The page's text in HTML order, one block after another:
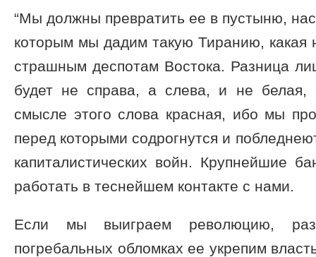
“Мы должны превратить ее в пустыню,
которым мы дадим такую Тиранию, какая
страшным деспотам Востока. Разница
будет не справа, а слева, и не белая,
смысле этого слова красная, ибо мы
перед которыми содрогнутся и
капиталистических войн. Крупнейшие
работать в теснейшем контакте с нами.
Если мы выиграем революцию,
погребальных обломках ее укрепим